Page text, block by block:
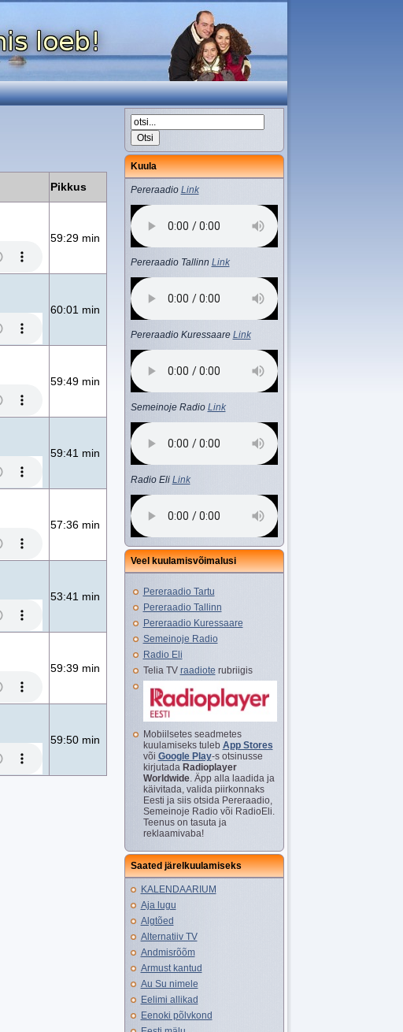
Pikkus
59:29 min
60:01 min
59:49 min
59:41 min
57:36 min
53:41 min
59:39 min
59:50 min
Kuula
Pereraadio Link
Pereraadio Tallinn Link
Pereraadio Kuressaare Link
Semeinoje Radio Link
Radio Eli Link
Veel kuulamisvõimalusi
Pereraadio Tartu
Pereraadio Tallinn
Pereraadio Kuressaare
Semeinoje Radio
Radio Eli
Telia TV raadiote rubriigis
Mobiilsetes seadmetes
kuulamiseks tuleb App Stores
või Google Play-s otsinusse
kirjutada Radioplayer
Worldwide. Äpp alla laadida ja
käivitada, valida piirkonnaks
Eesti ja siis otsida Pereraadio,
Semeinoje Radio või RadioEli.
Teenus on tasuta ja
reklaamivaba!
Saated järelkuulamiseks
KALENDAARIUM
Aja lugu
Algtõed
Alternatiiv TV
Andmisrõõm
Armust kantud
Au Su nimele
Eelimi allikad
Eenoki põlvkond